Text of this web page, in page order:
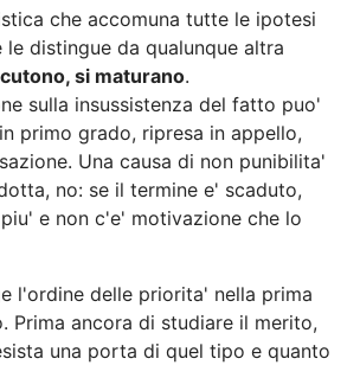
che accomuna tutte le ipotesi
distingue da qualunque altra
si maturano.
sulla insussistenza del fatto puo'
primo grado, ripresa in appello,
Una causa di non punibilita'
no: se il termine e' scaduto,
e non c'e' motivazione che lo
l'ordine delle priorita' nella prima
Prima ancora di studiare il merito,
una porta di quel tipo e quanto